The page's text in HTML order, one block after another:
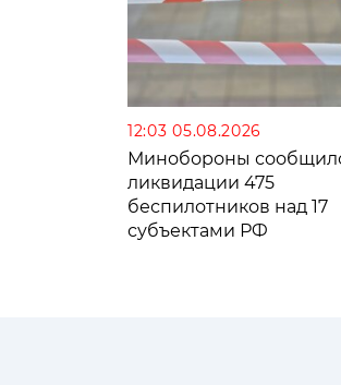
12:03 05.08.2026
Минобороны
ликвидации 475
беспилотников над 17
субъектами РФ